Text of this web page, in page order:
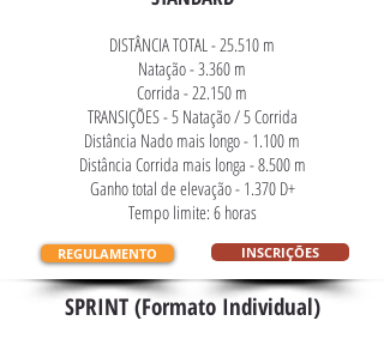
DISTÂNCIA TOTAL - 25.510 m
Natação - 3.360 m
Corrida - 22.150 m
TRANSIÇÕES - 5 Natação / 5 Corrida
Distância Nado mais longo - 1.100 m
Distância Corrida mais longa - 8.500 m
Ganho total de elevação - 1.370 D+
Tempo limite: 6 horas
REGULAMENTO INSCRIÇÕES
SPRINT (Formato Individual)